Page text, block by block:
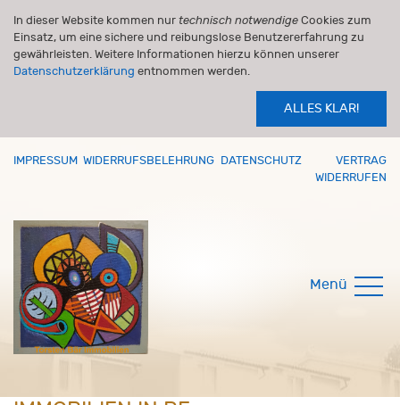
In dieser Website kommen nur technisch notwendige Cookies zum
Einsatz, um eine sichere und reibungslose Benutzererfahrung zu
gewährleisten. Weitere Informationen hierzu können unserer
Datenschutzerklärung entnommen werden.
ALLES KLAR!
IMPRESSUM WIDERRUFSBELEHRUNG DATENSCHUTZ
VERTRAG
WIDERRUFEN
Menü